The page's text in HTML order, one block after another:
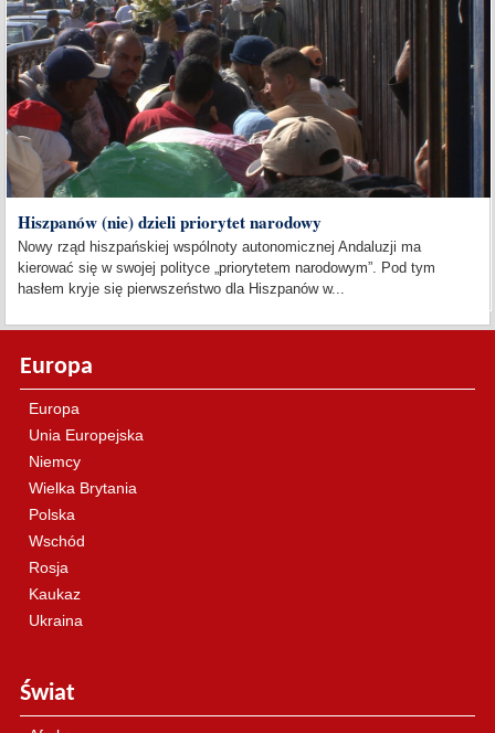
Hiszpanów (nie) dzieli priorytet narodowy
Nowy rząd hiszpańskiej wspólnoty autonomicznej Andaluzji ma
kierować się w swojej polityce „priorytetem narodowym”. Pod tym
hasłem kryje się pierwszeństwo dla Hiszpanów w...
Europa
Europa
Unia Europejska
Niemcy
Wielka Brytania
Polska
Wschód
Rosja
Kaukaz
Ukraina
Świat